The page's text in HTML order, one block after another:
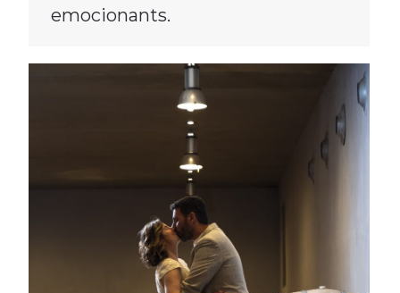
emocionants.